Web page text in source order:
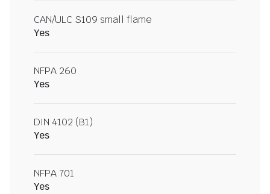
CAN/ULC S109 small flame
Yes
NFPA 260
Yes
DIN 4102 (B1)
Yes
NFPA 701
Yes